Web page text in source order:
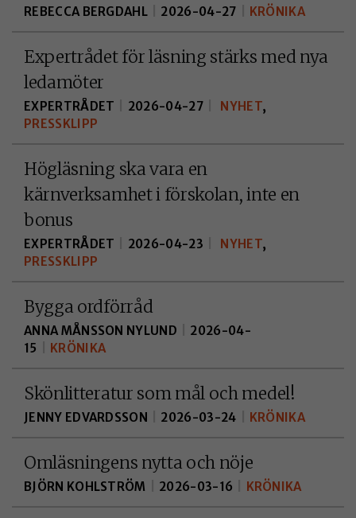
REBECCA BERGDAHL 2026-04-27 KRÖNIKA
Expertrådet för läsning stärks med nya
ledamöter
EXPERTRÅDET 2026-04-27 NYHET,
PRESSKLIPP
Högläsning ska vara en
kärnverksamhet i förskolan, inte en
bonus
EXPERTRÅDET 2026-04-23 NYHET,
PRESSKLIPP
Bygga ordförråd
ANNA MÅNSSON NYLUND
2026-04-
15
KRÖNIKA
Skönlitteratur som mål och medel!
JENNY EDVARDSSON 2026-03-24 KRÖNIKA
Omläsningens nytta och nöje
BJÖRN KOHLSTRÖM 2026-03-16 KRÖNIKA
FUNKTIONELLA
Funktionella
möjligt att
och personliga
anpassningar för
dig på
du inte tillåter
att fungera alls.
KAKOR FÖR
marknadsföring
används för att